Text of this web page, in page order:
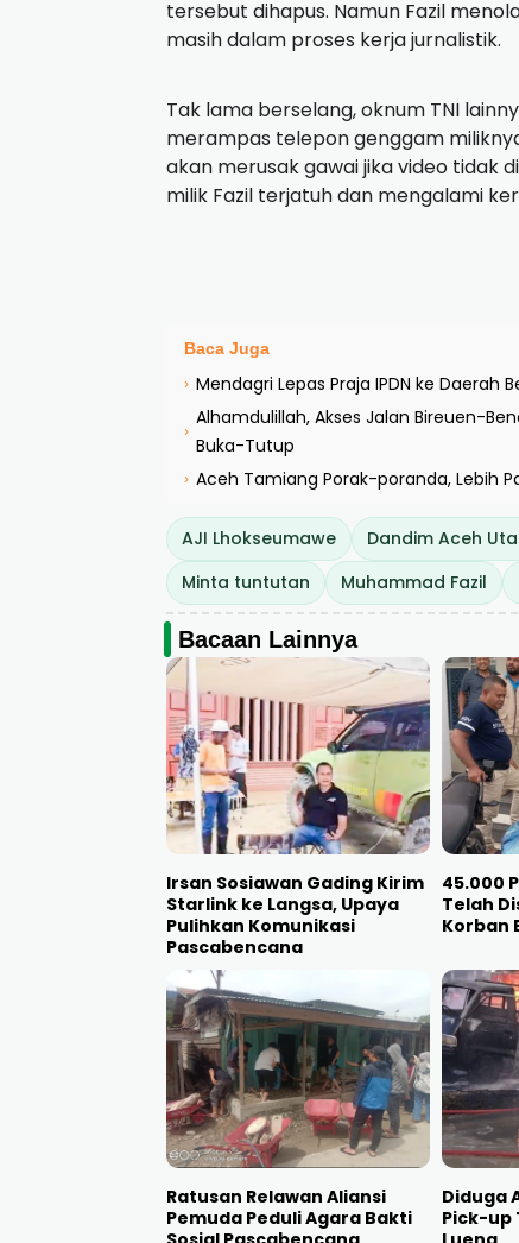
tersebut dihapus. Namun Fazil
masih dalam proses kerja jurnalistik.
Tak lama berselang, oknum TNI
merampas telepon genggam
akan merusak gawai jika video tidak
milik Fazil terjatuh dan mengalami
Baca Juga
› Mendagri Lepas Praja IPDN ke Daerah
›
Alhamdulillah, Akses Jalan Bireuen-
Buka-Tutup
› Aceh Tamiang Porak-poranda, Lebih
AJI Lhokseumawe Dandim Aceh
Minta tuntutan
Muhammad Fazil
Bacaan Lainnya
Irsan Sosiawan Gading Kirim
Starlink ke Langsa, Upaya
Pulihkan Komunikasi
Pascabencana
45.000
Telah
Korban
Ratusan Relawan Aliansi
Pemuda Peduli Agara Bakti
Diduga
Pick-up